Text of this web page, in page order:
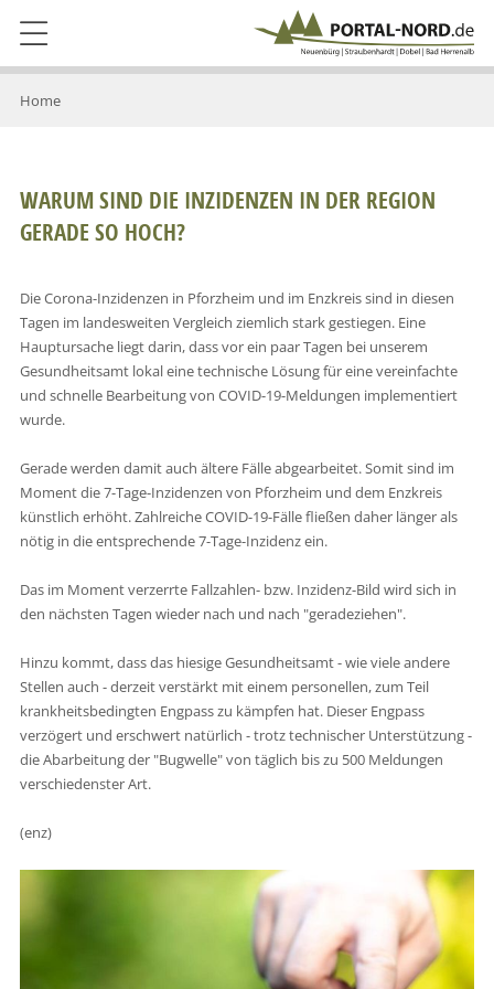
Home
WARUM SIND DIE INZIDENZEN IN DER REGION
GERADE SO HOCH?
Die Corona-Inzidenzen in Pforzheim und im Enzkreis sind in diesen
Tagen im landesweiten Vergleich ziemlich stark gestiegen. Eine
Hauptursache liegt darin, dass vor ein paar Tagen bei unserem
Gesundheitsamt lokal eine technische Lösung für eine vereinfachte
und schnelle Bearbeitung von COVID-19-Meldungen implementiert
wurde.
Gerade werden damit auch ältere Fälle abgearbeitet. Somit sind im
Moment die 7-Tage-Inzidenzen von Pforzheim und dem Enzkreis
künstlich erhöht. Zahlreiche COVID-19-Fälle fließen daher länger als
nötig in die entsprechende 7-Tage-Inzidenz ein.
Das im Moment verzerrte Fallzahlen- bzw. Inzidenz-Bild wird sich in
den nächsten Tagen wieder nach und nach "geradeziehen".
Hinzu kommt, dass das hiesige Gesundheitsamt - wie viele andere
Stellen auch - derzeit verstärkt mit einem personellen, zum Teil
krankheitsbedingten Engpass zu kämpfen hat. Dieser Engpass
verzögert und erschwert natürlich - trotz technischer Unterstützung -
die Abarbeitung der "Bugwelle" von täglich bis zu 500 Meldungen
verschiedenster Art.
(enz)